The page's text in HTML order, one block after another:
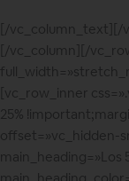
[/vc_column_text][/
[/vc_column][/
[vc_row_inner
25%
offset=»vc_hidden-
main_heading=»Los